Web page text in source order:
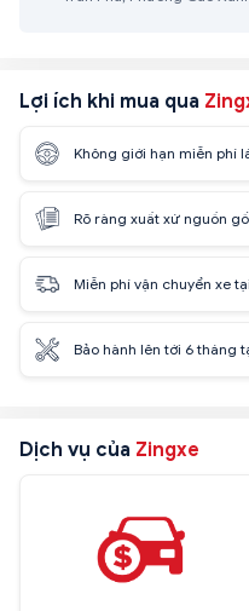
Lợi ích khi mua qua
Không giới hạn miễn phí
Rõ ràng xuất xứ nguồn
Miễn phí vận chuyển xe
Bảo hành lên tới 6 tháng
Dịch vụ của Zingxe